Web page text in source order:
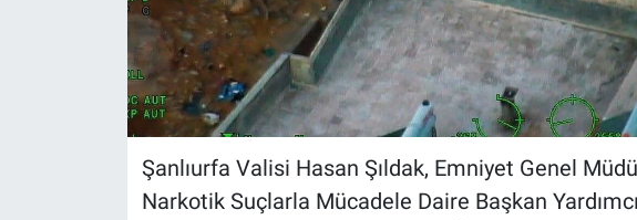
Şanlıurfa Valisi Hasan Şıldak, Emniyet Genel
Narkotik Suçlarla Mücadele Daire Başkan